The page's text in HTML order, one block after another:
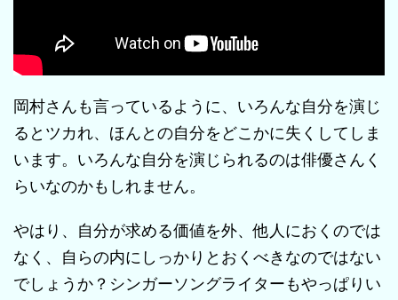
岡村さんも言っているように、いろんな自分を演じ
るとツカれ、ほんとの自分をどこかに失くしてしま
います。いろんな自分を演じられるのは俳優さんく
らいなのかもしれません。
やはり、自分が求める価値を外、他人におくのでは
なく、自らの内にしっかりとおくべきなのではない
でしょうか？シンガーソングライターもやっぱりい